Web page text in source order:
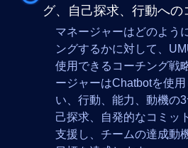
グ、自己探求、行動への
マネージャーはどのよう
ングするかに対して、
使用できるコーチング戦
ージャーはChatbotを使
い、行動、能力、動機の
己探求、自発的なコミッ
支援し、チームの達成動